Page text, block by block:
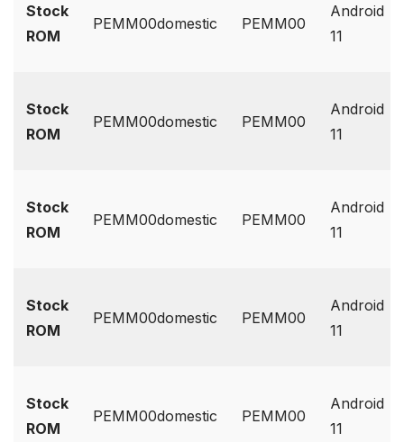
Stock
ROM
PEMM00domestic PEMM00
Android
11
Stock
ROM
PEMM00domestic PEMM00
Android
11
Stock
ROM
PEMM00domestic PEMM00
Android
11
Stock
ROM
PEMM00domestic PEMM00
Android
11
Stock
ROM
PEMM00domestic PEMM00
Android
11